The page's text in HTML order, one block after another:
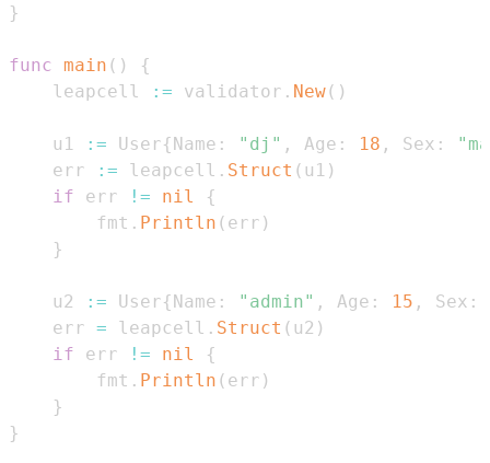
}
func main ( )
{
    leapcell
:= validator . New( )
    u1
:= User{Name : "dj" , Age : 18 , Sex :
    err
:= leapcell . Struct ( u1 )
if err != nil
{
        fmt
. Println ( err )
}
    u2
:= User{Name : "admin" , Age : 15 , Sex :
    err
= leapcell . Struct ( u2 )
if err != nil
{
        fmt
. Println ( err )
}
}